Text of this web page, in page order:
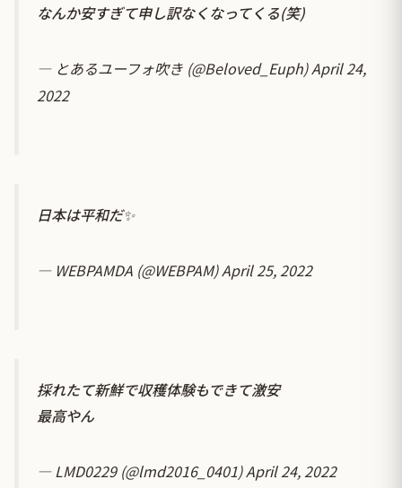
なんか安すぎて申し訳なくなってくる(笑)
— とあるユーフォ吹き (@Beloved_Euph)April 24,
2022
日本は平和だ✨
— WEBPAMDA (@WEBPAM)April 25, 2022
採れたて新鮮で収穫体験もできて激安
最高やん
— LMD0229 (@lmd2016_0401)April 24, 2022